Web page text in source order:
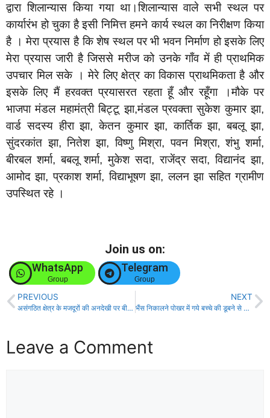
द्वारा शिलान्यास किया गया था।शिलान्यास वाले सभी स्थल पर
कार्यारंभ हो चुका है इसी निमित्त हमने कार्य स्थल का निरीक्षण किया
है । मेरा प्रयास है कि शेष स्थल पर भी भवन निर्माण हो इसके लिए
मेरा प्रयास जारी है जिससे मरीज को उनके गाँव में ही प्राथमिक
उपचार मिल सके । मेरे लिए क्षेत्र का विकास प्राथमिकता है और
इसके लिए मैं हरवक्त प्रयासरत रहता हूँ और रहूँगा ।मौके पर
भाजपा मंडल महामंत्री बिट्टू झा,मंडल प्रवक्ता सुकेश कुमार झा,
वार्ड सदस्य हीरा झा, केतन कुमार झा, कार्तिक झा, बबलू झा,
सुंदरकांत झा, नितेश झा, विष्णु मिश्रा, पवन मिश्रा, शंभु शर्मा,
बीरबल शर्मा, बबलू शर्मा, मुकेश सदा, राजेंद्र सदा, विद्यानंद झा,
आमोद झा, प्रकाश शर्मा, विद्याभूषण झा, ललन झा सहित ग्रामीण
उपस्थित रहे ।
Join us on:
WhatsApp
Group
Telegram
Group
PREVIOUS
असंगठित क्षेत्र के मजदूरों की अनदेखी पर बीएमएस नें जताई नाराजगी!
NEXT
भैंस निकालने पोखर में गये बच्चे की डूबने से मौत, परिजनों में मचा चित्कार!
Leave a Comment